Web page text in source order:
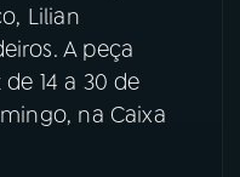
Lilian
A peça
14 a 30 de
na Caixa